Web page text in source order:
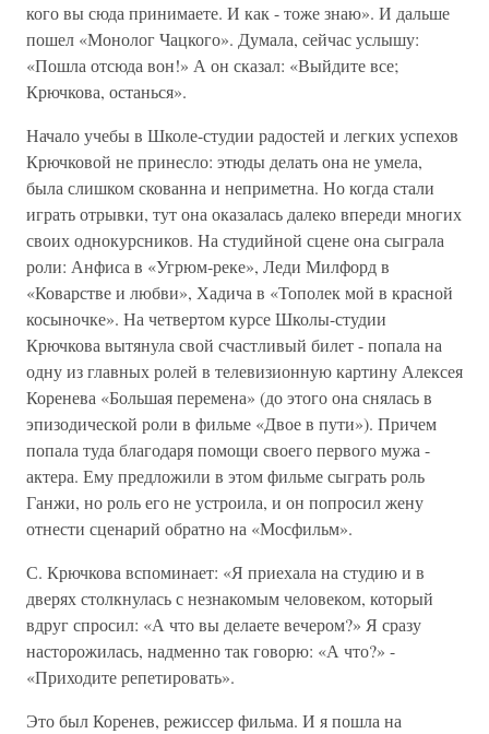
кого вы сюда принимаете. И как - тоже знаю». И дальше
пошел «Монолог Чацкого». Думала, сейчас услышу:
«Пошла отсюда вон!» А он сказал: «Выйдите все;
Крючкова, останься».
Начало учебы в Школе-студии радостей и легких успехов
Крючковой не принесло: этюды делать она не умела,
была слишком скованна и неприметна. Но когда стали
играть отрывки, тут она оказалась далеко впереди многих
своих однокурсников. На студийной сцене она сыграла
роли: Анфиса в «Угрюм-реке», Леди Милфорд в
«Коварстве и любви», Хадича в «Тополек мой в красной
косыночке». На четвертом курсе Школы-студии
Крючкова вытянула свой счастливый билет - попала на
одну из главных ролей в телевизионную картину Алексея
Коренева «Большая перемена» (до этого она снялась в
эпизодической роли в фильме «Двое в пути»). Причем
попала туда благодаря помощи своего первого мужа -
актера. Ему предложили в этом фильме сыграть роль
Ганжи, но роль его не устроила, и он попросил жену
отнести сценарий обратно на «Мосфильм».
С. Крючкова вспоминает: «Я приехала на студию и в
дверях столкнулась с незнакомым человеком, который
вдруг спросил: «А что вы делаете вечером?» Я сразу
насторожилась, надменно так говорю: «А что?» -
«Приходите репетировать».
Это был Коренев, режиссер фильма. И я пошла на